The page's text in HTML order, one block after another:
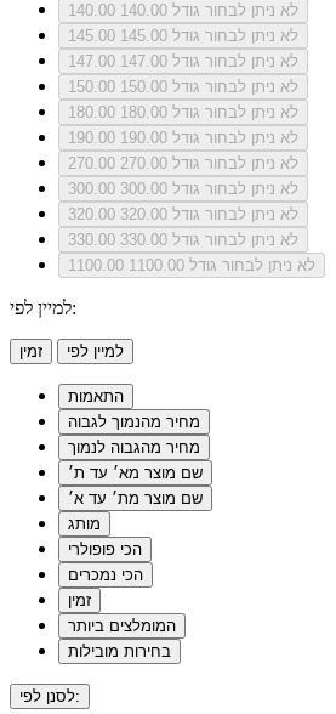
140.00
לא ניתן לבחור גודל 140.00
145.00
לא ניתן לבחור גודל 145.00
147.00
לא ניתן לבחור גודל 147.00
150.00
לא ניתן לבחור גודל 150.00
180.00
לא ניתן לבחור גודל 180.00
190.00
לא ניתן לבחור גודל 190.00
270.00
לא ניתן לבחור גודל 270.00
300.00
לא ניתן לבחור גודל 300.00
320.00
לא ניתן לבחור גודל 320.00
330.00
לא ניתן לבחור גודל 330.00
1100.00
לא ניתן לבחור גודל 1100.00
למיין לפי:
זמין למיין לפי
התאמות
מחיר מהנמוך לגבוה
מחיר מהגבוה לנמוך
שם מוצר מא׳ עד ת׳
שם מוצר מת׳ עד א׳
מותג
הכי פופולרי
הכי נמכרים
זמין
המומלצים ביותר
בחירות מובילות
לסנן לפי: